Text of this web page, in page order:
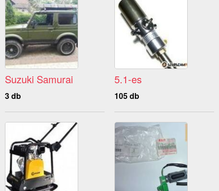
Suzuki Samurai
3 db
5.1-es
105 db